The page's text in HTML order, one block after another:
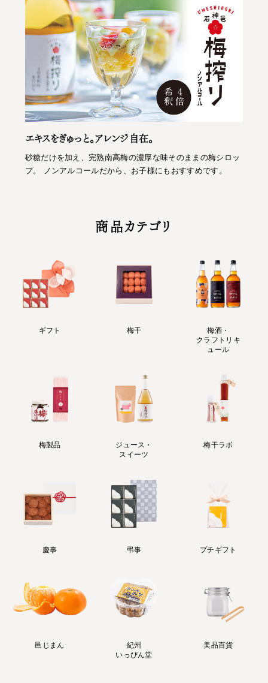
エキスをぎゅっと。アレンジ自在。
砂糖だけを加え、完熟南高梅の濃厚な味そのままの梅シロッ
プ。 ノンアルコールだから、お子様にもおすすめです。
商品カテゴリ
ギフト 梅干
梅酒・
クラフトリキ
ュール
梅製品
ジュース・
スイーツ
梅干ラボ
慶事 弔事 プチギフト
邑じまん
紀州
いっぴん堂
美品百貨